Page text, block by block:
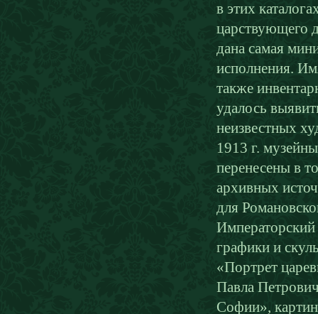
в этих
царствующего
дана самая
исполнения.
также
удалось
неизвестных
1913 г.
перенесены в
архивных
для
графики и
«Портрет
Павла
Софии»,